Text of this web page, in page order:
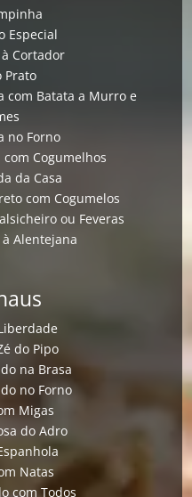
Especial
Cortador
Prato
com Batata a Murro e
no Forno
Cogumelhos
da Casa
com Cogumelos
ou Feveras
Alentejana
do Pipo
na Brasa
no Forno
Migas
do Adro
Natas
com Todos